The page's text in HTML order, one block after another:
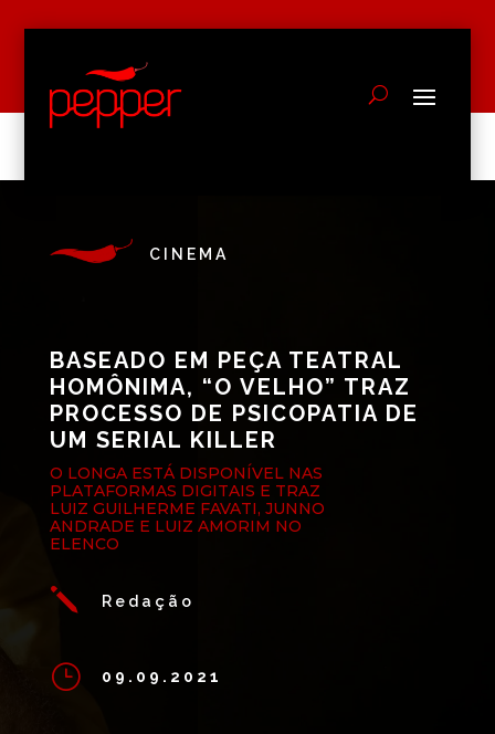
CINEMA
BASEADO EM PEÇA TEATRAL
HOMÔNIMA, “O VELHO” TRAZ
PROCESSO DE PSICOPATIA DE
UM SERIAL KILLER
O LONGA ESTÁ DISPONÍVEL NAS
PLATAFORMAS DIGITAIS E TRAZ
LUIZ GUILHERME FAVATI, JUNNO
ANDRADE E LUIZ AMORIM NO
ELENCO
j Redação
} 09.09.2021